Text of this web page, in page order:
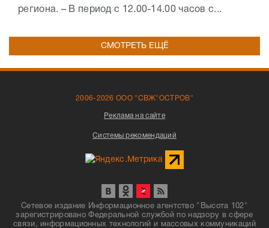
региона. – В период с 12.00-14.00 часов с...
СМОТРЕТЬ ЕЩЁ
2006-2026 ООО "СВЖ"ОСТРОВ"
Реклама на сайте
Системы рекомендаций
Сетевое издание Информационное агентство "Высота 102"
зарегистрировано Федеральной службой по надзору в сфере
связи, информационных технологий и массовых коммуникаций